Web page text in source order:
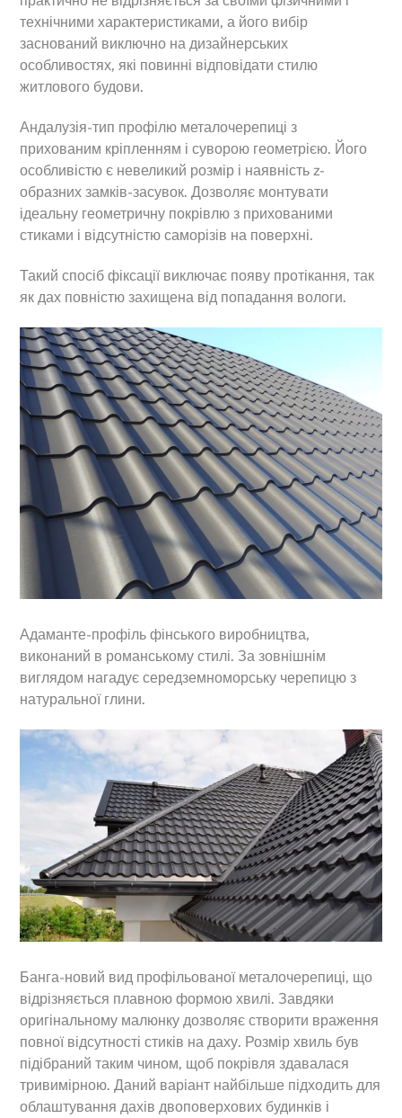
технічними характеристиками, а його вибір
заснований виключно на дизайнерських
особливостях, які повинні відповідати стилю
житлового будови.
Андалузія-тип профілю металочерепиці з
прихованим кріпленням і суворою геометрією. Його
особливістю є невеликий розмір і наявність z-
образних замків-засувок. Дозволяє монтувати
ідеальну геометричну покрівлю з прихованими
стиками і відсутністю саморізів на поверхні.
Такий спосіб фіксації виключає появу протікання, так
як дах повністю захищена від попадання вологи.
Адаманте-профіль фінського виробництва,
виконаний в романському стилі. За зовнішнім
виглядом нагадує середземноморську черепицю з
натуральної глини.
Банга-новий вид профільованої металочерепиці, що
відрізняється плавною формою хвилі. Завдяки
оригінальному малюнку дозволяє створити враження
повної відсутності стиків на даху. Розмір хвиль був
підібраний таким чином, щоб покрівля здавалася
тривимірною. Даний варіант найбільше підходить для
облаштування дахів двоповерхових будинків і